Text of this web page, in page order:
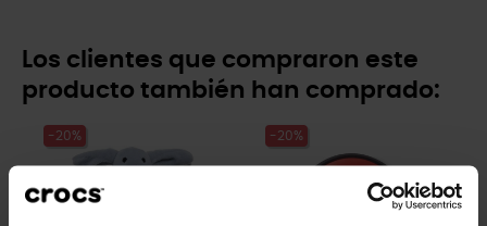
Los clientes que compraron este
producto también han comprado:
-20% -20%